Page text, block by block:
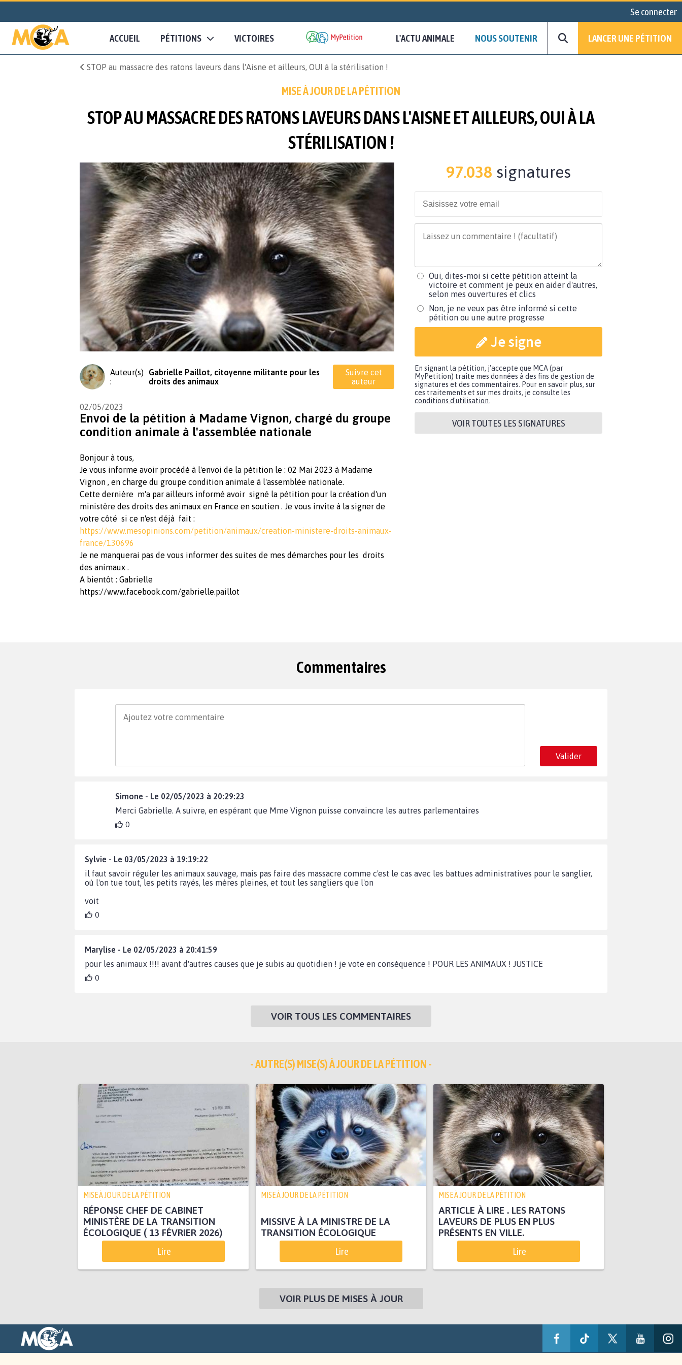
Se connecter
ACCUEIL PÉTITIONS VICTOIRES L'ACTU ANIMALE NOUS SOUTENIR LANCER UNE PÉTITION
STOP au massacre des ratons laveurs dans l'Aisne et ailleurs, OUI à la stérilisation !
MISE À JOUR DE LA PÉTITION
STOP AU MASSACRE DES RATONS LAVEURS DANS L'AISNE ET AILLEURS, OUI À LA
STÉRILISATION !
Auteur(s)
:
Gabrielle Paillot, citoyenne militante pour les
droits des animaux
Suivre cet
auteur
02/05/2023
Envoi de la pétition à Madame Vignon, chargé du groupe
condition animale à l'assemblée nationale
Bonjour à tous,
Je vous informe avoir procédé à l'envoi de la pétition le : 02 Mai 2023 à Madame
Vignon , en charge du groupe condition animale à l'assemblée nationale.
Cette dernière m'a par ailleurs informé avoir signé la pétition pour la création d'un
ministère des droits des animaux en France en soutien . Je vous invite à la signer de
votre côté si ce n'est déjà fait :
https://www.mesopinions.com/petition/animaux/creation-ministere-droits-animaux-
france/130696
Je ne manquerai pas de vous informer des suites de mes démarches pour les droits
des animaux .
A bientôt : Gabrielle
https://www.facebook.com/gabrielle.paillot
97.038 signatures
Oui, dites-moi si cette pétition atteint la
victoire et comment je peux en aider d'autres,
selon mes ouvertures et clics
Non, je ne veux pas être informé si cette
pétition ou une autre progresse
Je signe
En signant la pétition, j'accepte que MCA (par
MyPetition) traite mes données à des fins de gestion de
signatures et des commentaires. Pour en savoir plus, sur
ces traitements et sur mes droits, je consulte les
conditions d'utilisation.
VOIR TOUTES LES SIGNATURES
Commentaires
Valider
Simone - Le 02/05/2023 à 20:29:23
Merci Gabrielle. A suivre, en espérant que Mme Vignon puisse convaincre les autres parlementaires
0
Sylvie - Le 03/05/2023 à 19:19:22
il faut savoir réguler les animaux sauvage, mais pas faire des massacre comme c'est le cas avec les battues administratives pour le sanglier,
où l'on tue tout, les petits rayés, les mères pleines, et tout les sangliers que l'on
voit
0
Marylise - Le 02/05/2023 à 20:41:59
pour les animaux !!!! avant d'autres causes que je subis au quotidien ! je vote en conséquence ! POUR LES ANIMAUX ! JUSTICE
0
VOIR TOUS LES COMMENTAIRES
- AUTRE(S) MISE(S) À JOUR DE LA PÉTITION -
MISE À JOUR DE LA PÉTITION
RÉPONSE CHEF DE CABINET
MINISTÈRE DE LA TRANSITION
ÉCOLOGIQUE ( 13 FÉVRIER 2026)
Lire
MISE À JOUR DE LA PÉTITION
MISSIVE À LA MINISTRE DE LA
TRANSITION ÉCOLOGIQUE
Lire
MISE À JOUR DE LA PÉTITION
ARTICLE À LIRE . LES RATONS
LAVEURS DE PLUS EN PLUS
PRÉSENTS EN VILLE.
Lire
VOIR PLUS DE MISES À JOUR